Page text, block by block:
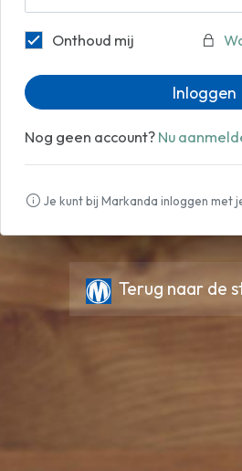
Onthoud mij
Inloggen
Nog geen account? Nu
Je kunt bij Markanda inloggen met
Terug naar de